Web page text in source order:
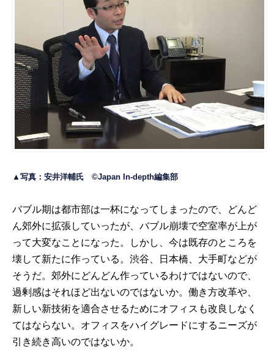
▲写真：安井洋輔氏 ©Japan In-depth編集部
バブル期は都市部は一杯になってしまったので、どんど
ん郊外に拡張していったが、バブル崩壊で空室率が上が
って大変なことになった。しかし、今は既存のところを
壊して新たに作っている。渋谷、日本橋、大手町などが
そうだ。郊外にどんどん作っているわけではないので、
過剰感はそれほど出ないのではないか。働き方改革や、
新しい新技術を適合させるためにオフィスも改良しなく
てはならない。オフィスをハイグレードにするニーズが
引き続き高いのではないか。